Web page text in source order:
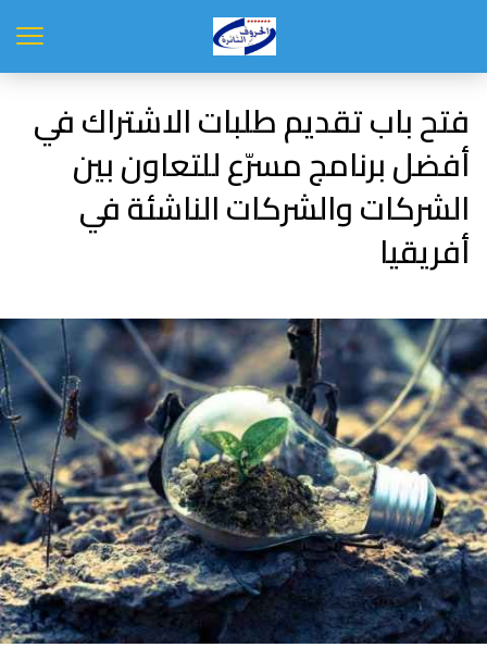
فتح باب تقديم طلبات الاشتراك في
أفضل برنامج مسرّع للتعاون بين
الشركات والشركات الناشئة في
أفريقيا